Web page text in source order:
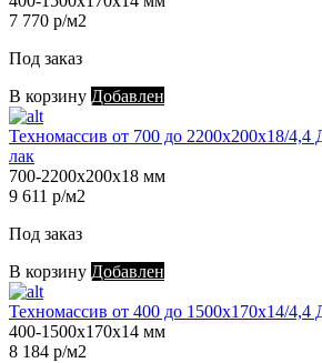
7 770 р/м2
Под заказ
В корзину Добавлен
Техномассив от 700 до 2200х200х18/
лак
700-2200х200х18 мм
9 611 р/м2
Под заказ
В корзину Добавлен
Техномассив от 400 до 1500х170х14/
400-1500х170х14 мм
8 184 р/м2